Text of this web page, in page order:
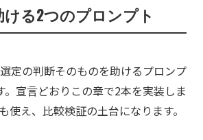
る2つのプロンプト
定の判断そのものを助けるプロンプ
。宣言どおりこの章で2本を実装しま
使え、比較検証の土台になります。